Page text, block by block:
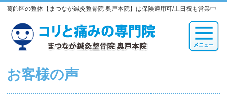
葛飾区の整体【まつなが鍼灸整骨院 奥戸本院】は保険適用可/土日祝も営業中
お客様の声